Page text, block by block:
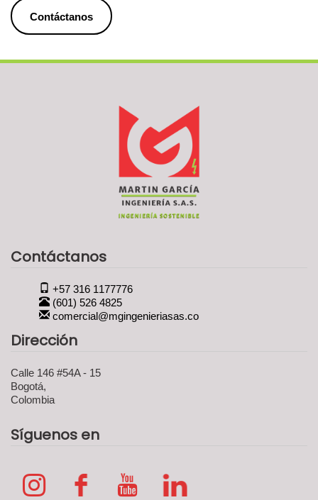
Contáctanos
Contáctanos
+57 316 1177776
(601) 526 4825
comercial@mgingenieriasas.co
Dirección
Calle 146 #54A - 15
Bogotá,
Colombia
Síguenos en